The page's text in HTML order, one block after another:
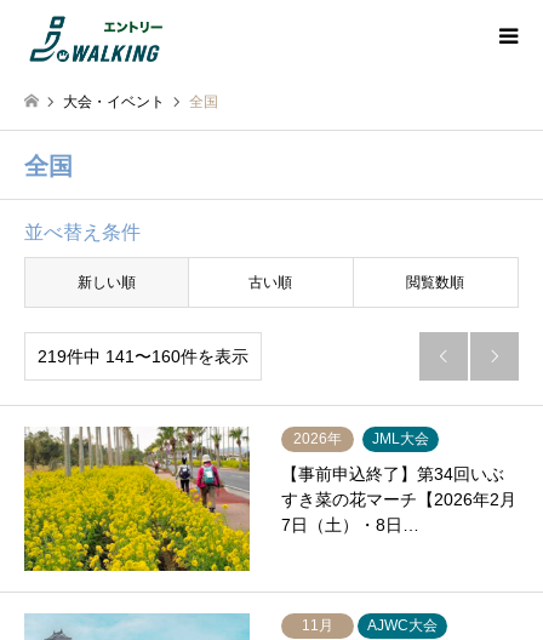
大会・イベント 全国
全国
並べ替え条件
新しい順 古い順 閲覧数順
219件中 141〜160件を表示  
2026年 JML大会
【事前申込終了】第34回いぶ
すき菜の花マーチ【2026年2月
7日（土）・8日…
11月 AJWC大会